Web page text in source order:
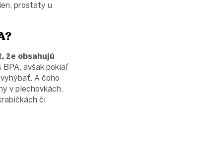
prostaty u
že obsahujú
avšak pokiaľ
A čoho
v plechovkách.
či